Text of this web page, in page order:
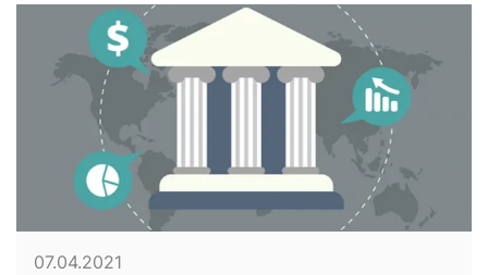
07.04.2021